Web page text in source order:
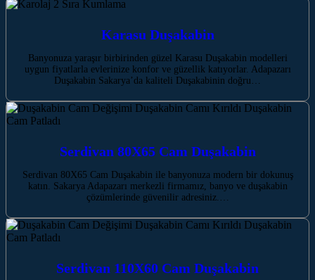
Karasu Duşakabin
Banyonuza yaraşır birbirinden güzel Karasu Duşakabin modelleri
uygun fiyatlarla evlerinize konfor ve güzellik katıyorlar. Adapazarı
Duşakabin Sakarya’da kaliteli Duşakabinin doğru…
Serdivan 80X65 Cam Duşakabin
Serdivan 80X65 Cam Duşakabin ile banyonuza modern bir dokunuş
katın. Sakarya Adapazarı merkezli firmamız, banyo ve duşakabin
çözümlerinde güvenilir adresiniz.…
Serdivan 110X60 Cam Duşakabin